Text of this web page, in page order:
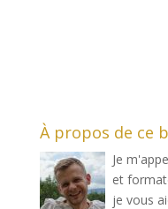
À propos de ce
Je
et
je vous